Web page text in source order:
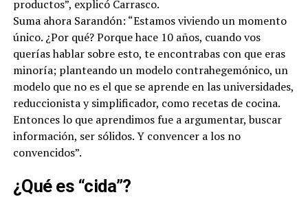
productos”, explicó Carrasco.
Suma ahora Sarandón: “Estamos viviendo un momento
único. ¿Por qué? Porque hace 10 años, cuando vos
querías hablar sobre esto, te encontrabas con que eras
minoría; planteando un modelo contrahegemónico, un
modelo que no es el que se aprende en las universidades,
reduccionista y simplificador, como recetas de cocina.
Entonces lo que aprendimos fue a argumentar, buscar
información, ser sólidos. Y convencer a los no
convencidos”.
¿Qué es “cida”?